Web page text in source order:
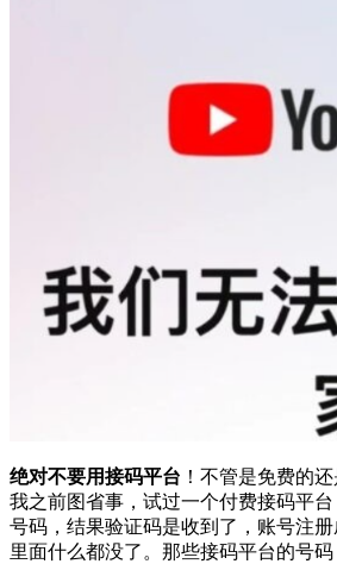
绝对不要用接码平台 ！不管是免费的
我之前图省事，试过一个付费接码平
号码，结果验证码是收到了，账号注册
里面什么都没了。那些接码平台的号